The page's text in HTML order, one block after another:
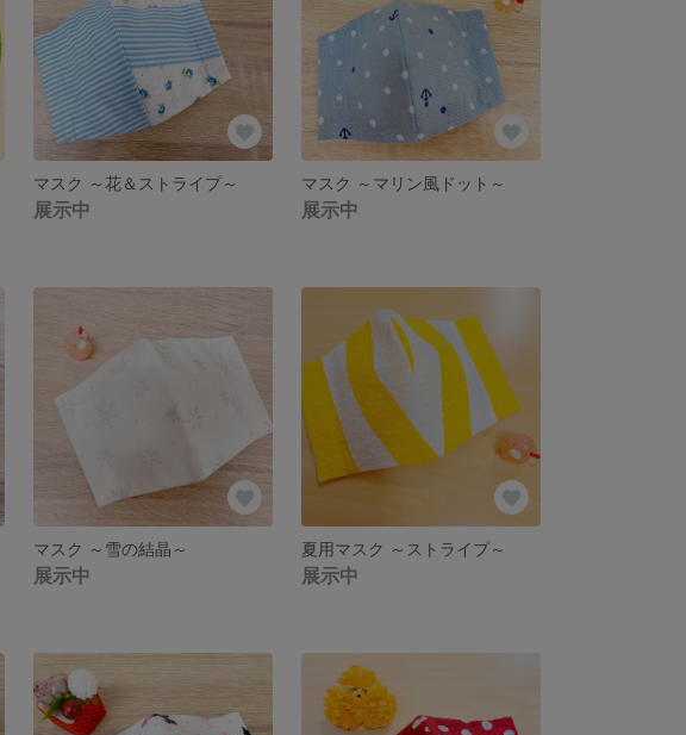
マスク ～花＆ストライプ～
展示中
マスク ～マリン風ドット～
展示中
マスク ～雪の結晶～
展示中
夏用マスク ～ストライプ～
展示中